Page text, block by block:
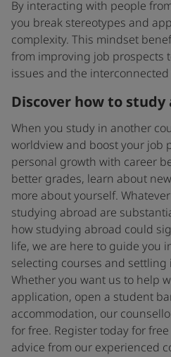
By interacting with people
you break stereotypes and
complexity. This mindset
from improving job prospects
issues and the
Discover how to study
When you study in another
worldview and boost your job
personal growth with career
better grades, learn about
more about yourself.
studying abroad are
how studying abroad could
life, we are here to guide you
selecting courses and settling
Whether you want us to help
application, open a student
accommodation, our
for free. Register today for
advice from our experienced